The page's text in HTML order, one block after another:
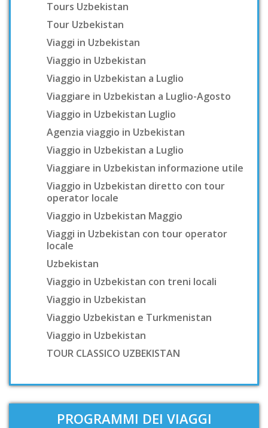
Tours Uzbekistan
Tour Uzbekistan
Viaggi in Uzbekistan
Viaggio in Uzbekistan
Viaggio in Uzbekistan a Luglio
Viaggiare in Uzbekistan a Luglio-Agosto
Viaggio in Uzbekistan Luglio
Agenzia viaggio in Uzbekistan
Viaggio in Uzbekistan a Luglio
Viaggiare in Uzbekistan informazione utile
Viaggio in Uzbekistan diretto con tour
operator locale
Viaggio in Uzbekistan Maggio
Viaggi in Uzbekistan con tour operator
locale
Uzbekistan
Viaggio in Uzbekistan con treni locali
Viaggio in Uzbekistan
Viaggio Uzbekistan e Turkmenistan
Viaggio in Uzbekistan
TOUR CLASSICO UZBEKISTAN
PROGRAMMI DEI VIAGGI